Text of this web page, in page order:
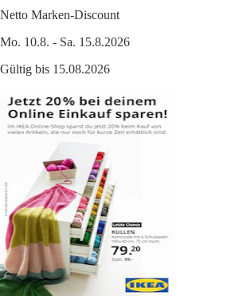
Netto Marken-Discount
Mo. 10.8. - Sa. 15.8.2026
Gültig bis 15.08.2026